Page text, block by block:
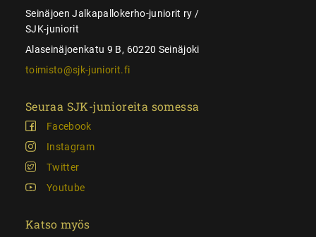
Seinäjoen Jalkapallokerho-juniorit ry /
SJK-juniorit
Alaseinäjoenkatu 9 B, 60220 Seinäjoki
toimisto@sjk-juniorit.fi
Seuraa SJK-junioreita somessa
Facebook
Instagram
Twitter
Youtube
Katso myös